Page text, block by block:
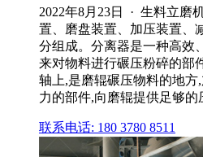
2022年8月23日 · 生料立磨
置、磨盘装置、加压装置、
分组成。分离器是一种高效
来对物料进行碾压粉碎的部
轴上,是磨辊碾压物料的地
力的部件,向磨辊提供足够的
联系电话: 180 3780 8511